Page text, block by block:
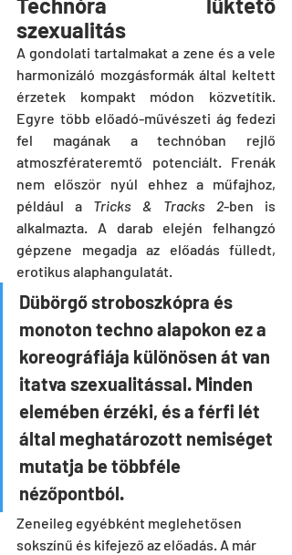
Technóra lüktető
szexualitás
A gondolati tartalmakat a zene és a vele
harmonizáló mozgásformák által keltett
érzetek kompakt módon közvetítik.
Egyre több előadó-művészeti ág fedezi
fel magának a technóban rejlő
atmoszférateremtő potenciált. Frenák
nem először nyúl ehhez a műfajhoz,
például a Tricks & Tracks 2-ben is
alkalmazta. A darab elején felhangzó
gépzene megadja az előadás fülledt,
erotikus alaphangulatát.
Dübörgő stroboszkópra és
monoton techno alapokon ez a
koreográfiája különösen át van
itatva szexualitással. Minden
elemében érzéki, és a férfi lét
által meghatározott nemiséget
mutatja be többféle
nézőpontból.
Zeneileg egyébként meglehetősen
sokszínű és kifejező az előadás. A már